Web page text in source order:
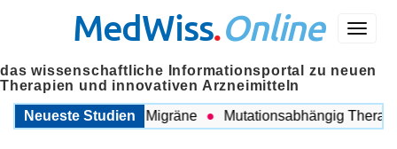
Menü
MedWiss.Online
das wissenschaftliche Informationsportal zu neuen
Therapien und innovativen Arzneimitteln
Neueste Studien
COPD und Migräne Mutationsabhängig